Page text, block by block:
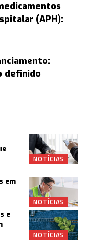
(APH):
definido
NOTÍCIAS
NOTÍCIAS
em
NOTÍCIAS
e